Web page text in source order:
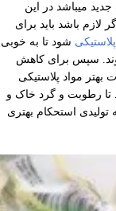
میباشد در این
لازم باشد باید برای
شود تا به خوبی
سپس برای کاهش
بهتر مواد پلاستیکی
تا رطوبت و گرد خاک و
استحکام بهتری